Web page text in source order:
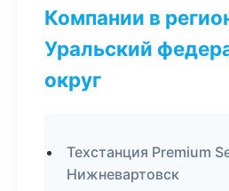
Компании в
Уральский
округ
Техстанция Premium
Нижневартовск